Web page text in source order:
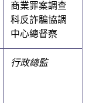
商業罪案調查
科反詐騙協調
中心總督察
行政總監